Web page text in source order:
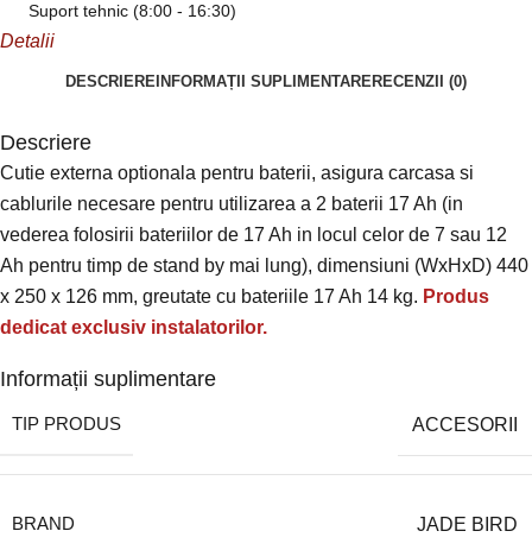
Suport tehnic (8:00 - 16:30)
Detalii
DESCRIEREINFORMAȚII SUPLIMENTARERECENZII (0)
Descriere
Cutie externa optionala pentru baterii, asigura carcasa si
cablurile necesare pentru utilizarea a 2 baterii 17 Ah (in
vederea folosirii bateriilor de 17 Ah in locul celor de 7 sau 12
Ah pentru timp de stand by mai lung), dimensiuni (WxHxD) 440
x 250 x 126 mm, greutate cu bateriile 17 Ah 14 kg. Produs
dedicat exclusiv instalatorilor.
Informații suplimentare
TIP PRODUS ACCESORII
BRAND JADE BIRD